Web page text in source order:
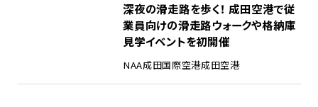
深夜の滑走路を歩く！ 成田空港で従
業員向けの滑走路ウォークや格納庫
見学イベントを初開催
NAA成田国際空港成田空港